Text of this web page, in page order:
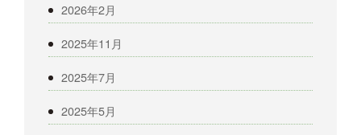
2026年2月
2025年11月
2025年7月
2025年5月